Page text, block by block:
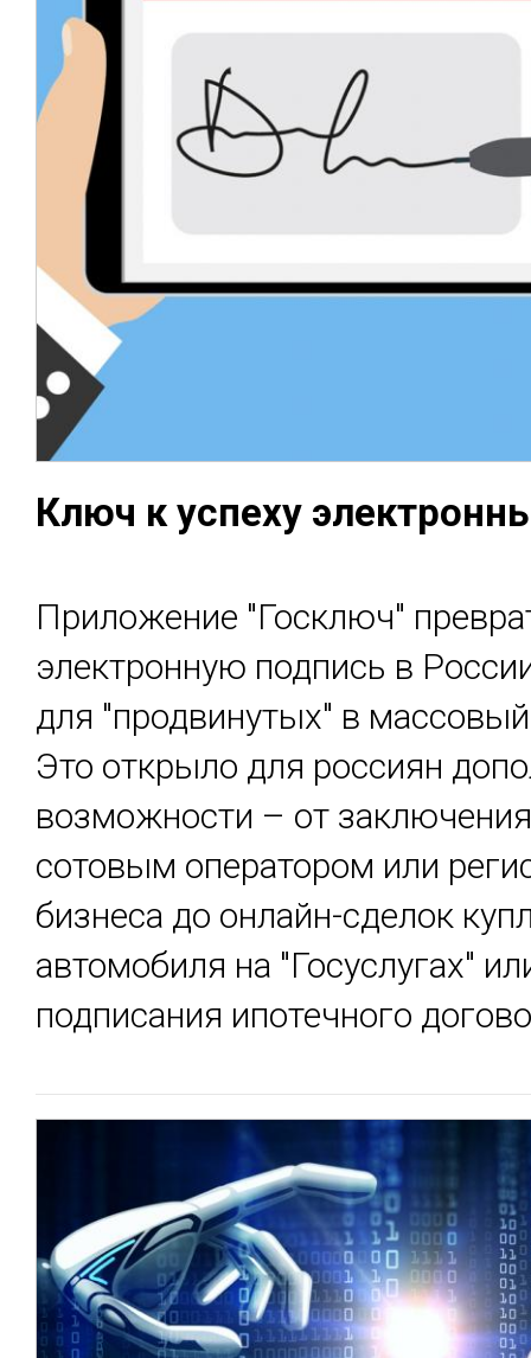
Ключ к ус­пе­ху
Приложение "Госключ"
электронную подпись в
для "продвинутых" в
Это открыло для россиян
возможности – от
сотовым оператором или
бизнеса до онлайн-сделок
автомобиля на "Госуслугах"
подписания ипотечного